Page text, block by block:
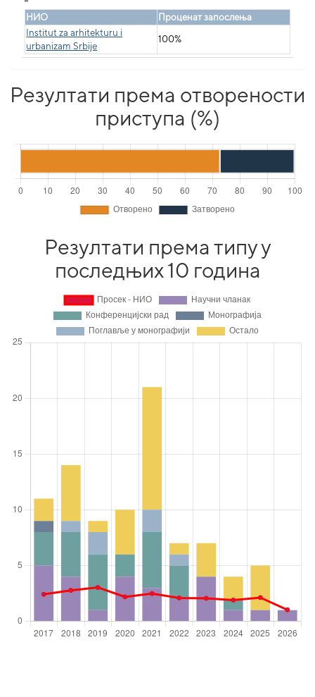
НИО
Проценат запослења
Institut za arhitekturu i
urbanizam Srbije
100%
Резултати према отворености
приступа (%)
Резултати према типу у
последњих 10 година